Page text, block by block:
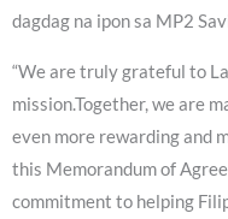
dagdag na ipon sa MP2
“We are truly grateful to
mission.Together, we are
even more rewarding and
this Memorandum of
commitment to helping